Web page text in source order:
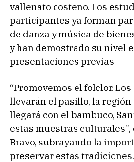
vallenato costeño. Los
participantes ya forman
de danza y música de
y han demostrado su nivel
presentaciones previas.
“Promovemos el folclor. Los
llevarán el pasillo, la región
llegará con el bambuco,
estas muestras
Bravo, subrayando la
preservar estas tradiciones.